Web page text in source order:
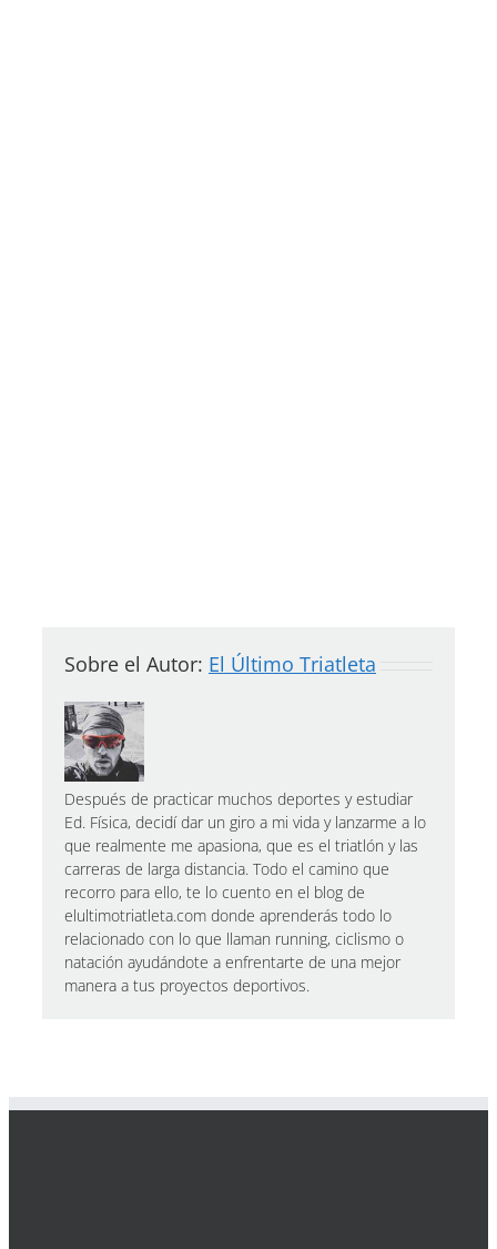
Sobre el Autor: El Último Triatleta
Después de practicar muchos deportes y estudiar
Ed. Física, decidí dar un giro a mi vida y lanzarme a lo
que realmente me apasiona, que es el triatlón y las
carreras de larga distancia. Todo el camino que
recorro para ello, te lo cuento en el blog de
elultimotriatleta.com donde aprenderás todo lo
relacionado con lo que llaman running, ciclismo o
natación ayudándote a enfrentarte de una mejor
manera a tus proyectos deportivos.